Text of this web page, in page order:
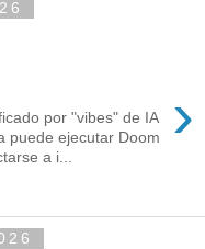
›
por "vibes" de IA
puede ejecutar Doom
a i...